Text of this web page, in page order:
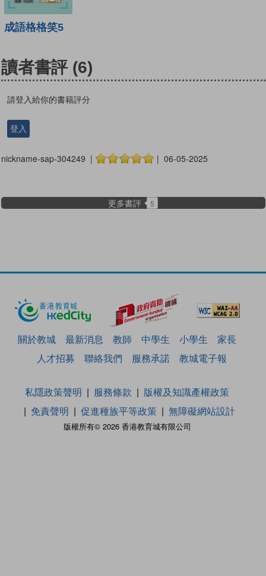
成語格格笑5
讀者書評 (6)
請登入給你的書籍評分
登入
nickname-sap-304249 | | 06-05-2025
更多書評 5
關於教城 最新消息 教師 中學生 小學生
家長
人才招募
聯絡我們 服務承諾 教城電子報
版權所有© 2026 香港教育城有限公司
私隱政策聲明 服務條款
版權及知識產權政策
免責聲明
促進種族平等政策 無障礙網站設計